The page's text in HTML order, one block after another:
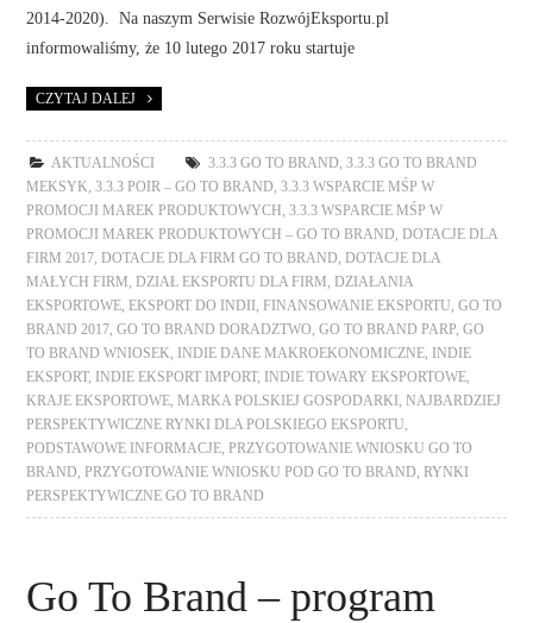
2014-2020). Na naszym Serwisie RozwójEksportu.pl
informowaliśmy, że 10 lutego 2017 roku startuje
CZYTAJ DALEJ
AKTUALNOŚCI 3.3.3 GO TO BRAND ,3.3.3 GO TO BRAND
MEKSYK ,3.3.3 POIR – GO TO BRAND ,3.3.3 WSPARCIE MŚP W
PROMOCJI MAREK PRODUKTOWYCH ,3.3.3 WSPARCIE MŚP W
PROMOCJI MAREK PRODUKTOWYCH – GO TO BRAND ,DOTACJE DLA
FIRM 2017 ,DOTACJE DLA FIRM GO TO BRAND ,DOTACJE DLA
MAŁYCH FIRM ,DZIAŁ EKSPORTU DLA FIRM ,DZIAŁANIA
EKSPORTOWE ,EKSPORT DO INDII ,FINANSOWANIE EKSPORTU ,GO TO
BRAND 2017 ,GO TO BRAND DORADZTWO ,GO TO BRAND PARP ,GO
TO BRAND WNIOSEK
INDIE DANE MAKROEKONOMICZNE
INDIE
EKSPORT, INDIE EKSPORT IMPORT, INDIE TOWARY EKSPORTOWE
KRAJE EKSPORTOWE ,MARKA POLSKIEJ GOSPODARKI ,NAJBARDZIEJ
PERSPEKTYWICZNE RYNKI DLA POLSKIEGO EKSPORTU
PODSTAWOWE INFORMACJE ,PRZYGOTOWANIE WNIOSKU GO TO
BRAND ,PRZYGOTOWANIE WNIOSKU POD GO TO BRAND ,RYNKI
PERSPEKTYWICZNE GO TO BRAND
Go To Brand – program